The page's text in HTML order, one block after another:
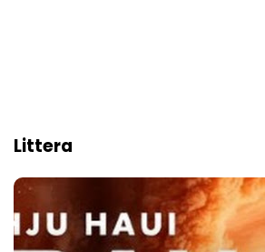
Littera